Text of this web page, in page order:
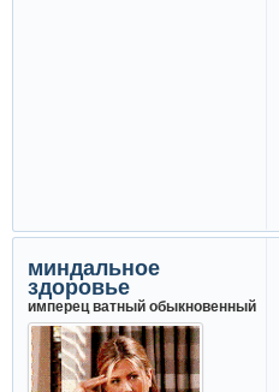
миндальное
здоровье
имперец ватный обыкновенный